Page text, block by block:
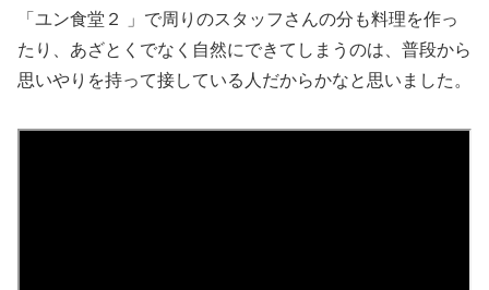
「ユン食堂２ 」で周りのスタッフさんの分も料理を作っ
たり、あざとくでなく自然にできてしまうのは、普段から
思いやりを持って接している人だからかなと思いました。